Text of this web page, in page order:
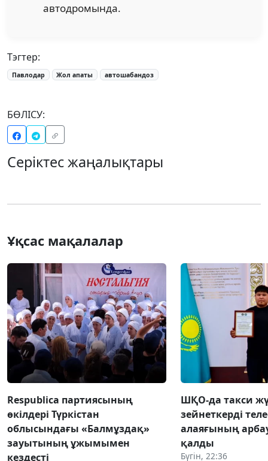
автодромында.
Тэгтер:
Павлодар Жол апаты автошабандоз
БӨЛІСУ:
Серіктес жаңалықтары
Ұқсас мақалалар
Respublica партиясының
өкілдері Түркістан
облысындағы «Балмұздақ»
зауытының ұжымымен
кездесті
ШҚО-да такси
зейнеткерді
алаяғының
қалды
Бүгін, 22:36